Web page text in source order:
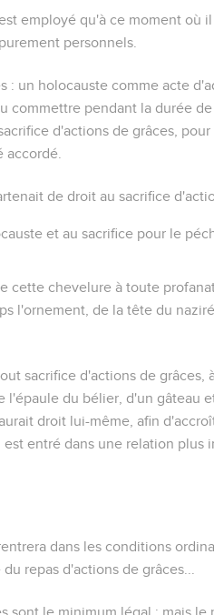
employé qu'à ce moment où
personnels.
: un holocauste comme acte
commettre pendant la durée
d'actions de grâces,
accordé.
de droit au sacrifice
et au sacrifice pour le
cette chevelure à toute
l'ornement, de la tête du
sacrifice d'actions de grâces,
l'épaule du bélier, d'un gâteau
droit lui-même, afin
entré dans une relation plus
dans les conditions
repas d'actions de grâces...
sont le minimum légal ; mais